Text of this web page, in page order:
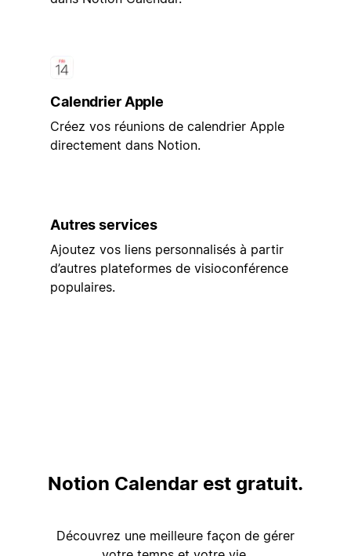
Calendrier Apple
Créez vos réunions de calendrier Apple
directement dans Notion.
Autres services
Ajoutez vos liens personnalisés à partir
d’autres plateformes de visioconférence
populaires.
Notion Calendar est gratuit.
Découvrez une meilleure façon de gérer